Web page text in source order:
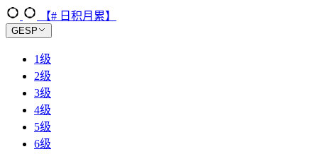
【# 日积月累】
GESP
1级
2级
3级
4级
5级
6级